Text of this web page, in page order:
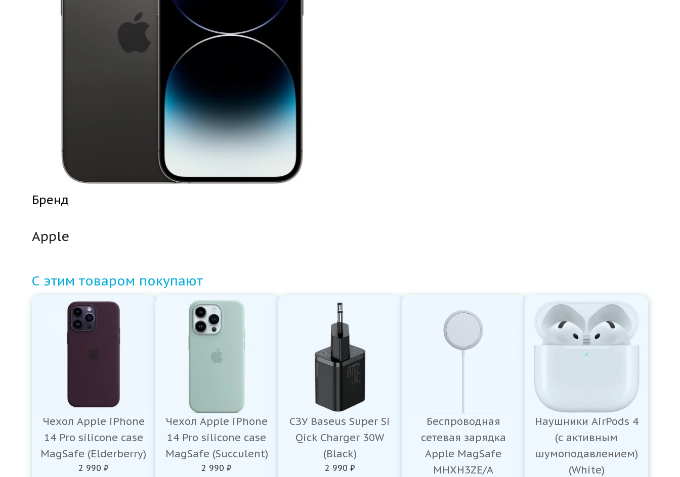
Бренд
Apple
С этим товаром покупают
Чехол Apple iPhone
14 Pro silicone case
MagSafe (Elderberry)
2 990 ₽
Чехол Apple iPhone
14 Pro silicone case
MagSafe (Succulent)
2 990 ₽
СЗУ Baseus Super Si
Qick Charger 30W
(Black)
2 990 ₽
Беспроводная
сетевая зарядка
Apple MagSafe
MHXH3ZE/A
Наушники AirPods 4
(с активным
шумоподавлением)
(White)